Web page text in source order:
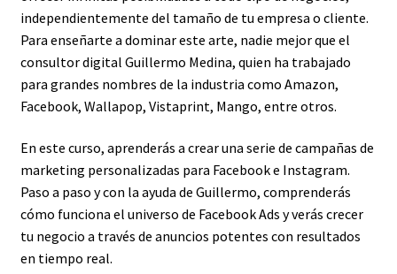
independientemente del tamaño de tu empresa o cliente.
Para enseñarte a dominar este arte, nadie mejor que el
consultor digital Guillermo Medina, quien ha trabajado
para grandes nombres de la industria como Amazon,
Facebook, Wallapop, Vistaprint, Mango, entre otros.
En este curso, aprenderás a crear una serie de campañas de
marketing personalizadas para Facebook e Instagram.
Paso a paso y con la ayuda de Guillermo, comprenderás
cómo funciona el universo de Facebook Ads y verás crecer
tu negocio a través de anuncios potentes con resultados
en tiempo real.